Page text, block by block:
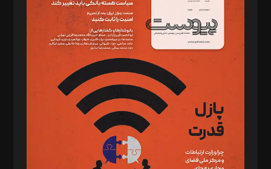
د‌بیر ناداستان: سمانه سمیع
د‌بیر خدمت و تجارت: ابوالفضل رجبی
د‌بیر حقوق فناوری: حسام‌الدین ایپکچی
د‌بیر پیوست جهان: مینا پاکدل
د‌بیر تحریریه آنلاین: بابک نقاش
تحریریه‌: مجتبی محمود‌ی، آرش برهمند، یسنا امان‌پور، سروش کرمیان،
مصطفی مسجدی آرانی، ابوالفضل رجبی، زهرا فکرانه، فائزه فتحی
رستمی،مصطفی باستان
ویرایش: نگار استاد‌‌آقا
طراح یونیفرم: مجید توکلی